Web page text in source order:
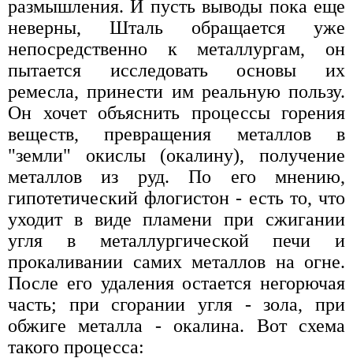
размышления. И пусть выводы пока еще
неверны, Шталь обращается уже
непосредственно к металлургам, он
пытается исследовать основы их
ремесла, принести им реальную пользу.
Он хочет объяснить процессы горения
веществ, превращения металлов в
"земли" окислы (окалину), получение
металлов из руд. По его мнению,
гипотетический флогистон - есть то, что
уходит в виде пламени при сжигании
угля в металлургической печи и
прокаливании самих металлов на огне.
После его удаления остается негорючая
часть; при сгорании угля - зола, при
обжиге металла - окалина. Вот схема
такого процесса: